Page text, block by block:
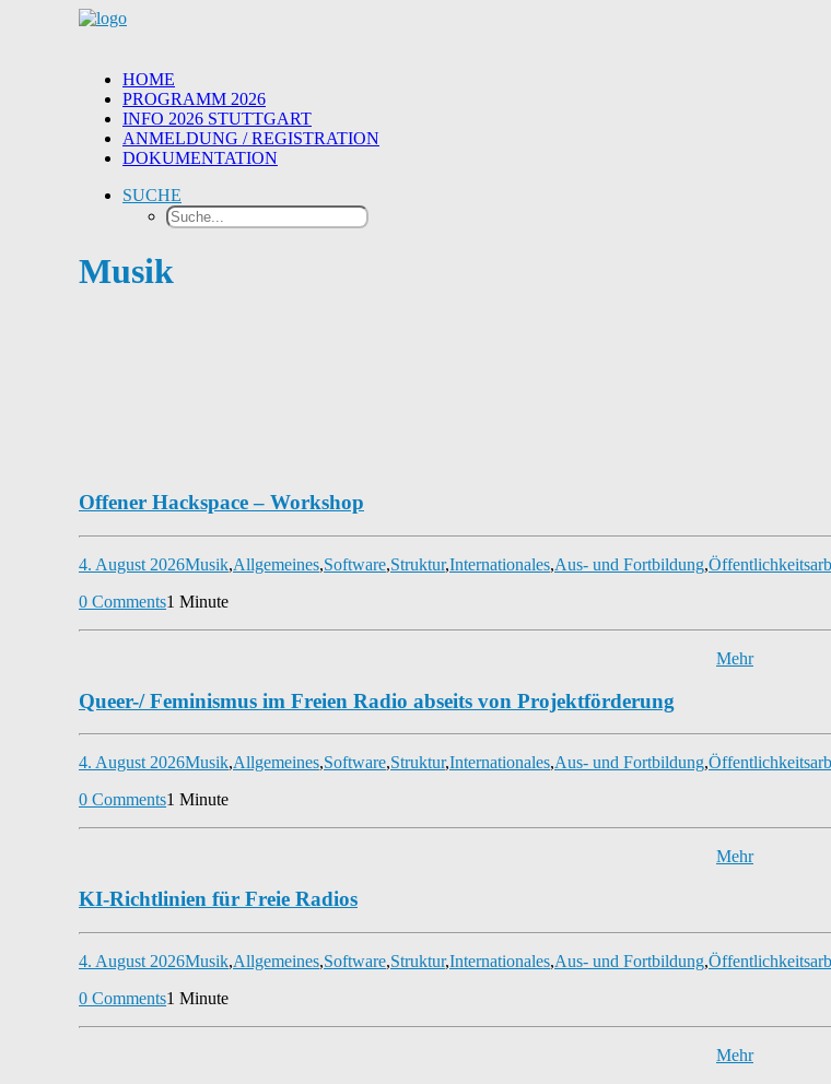
HOME
PROGRAMM 2026
INFO 2026 STUTTGART
ANMELDUNG / REGISTRATION
DOKUMENTATION
SUCHE
Musik
Offener Hackspace – Workshop
4. August 2026Musik,Allgemeines,Software,Struktur,Internationales,Aus- und Fortbildung,
0 Comments1 Minute
Mehr
Queer-/ Feminismus im Freien Radio abseits von Projektförderung
4. August 2026Musik,Allgemeines,Software,Struktur,Internationales,Aus- und Fortbildung,
0 Comments1 Minute
Mehr
KI-Richtlinien für Freie Radios
4. August 2026Musik,Allgemeines,Software,Struktur,Internationales,Aus- und Fortbildung,
0 Comments1 Minute
Mehr